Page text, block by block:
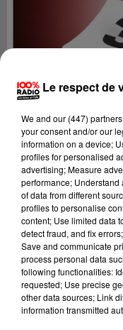
Lecture (1
100%
100% Radio
Le respect de
We and our (447) partners
your consent and/or our
information on a device;
profiles for personalised
advertising; Measure
performance;
of data from different
profiles to personalise
content; Use limited data
detect fraud, and fix
Save and communicate
process personal data
following functionalities:
requested; Use precise
other data sources; Link
information transmitted